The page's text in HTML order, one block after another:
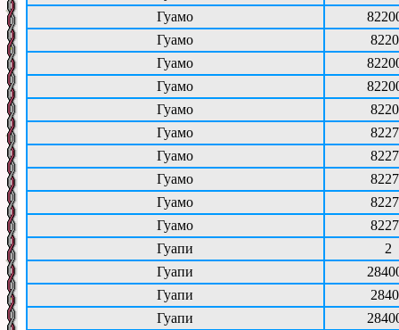
Гуамо
Гуамо
Гуамо
Гуамо
Гуамо
Гуамо
Гуамо
Гуамо
Гуамо
Гуамо
Гуапи
2
Гуапи
Гуапи
Гуапи